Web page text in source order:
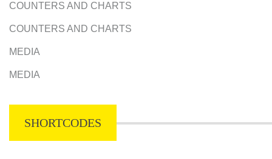
COUNTERS AND CHARTS
COUNTERS AND CHARTS
MEDIA
MEDIA
SHORTCODES